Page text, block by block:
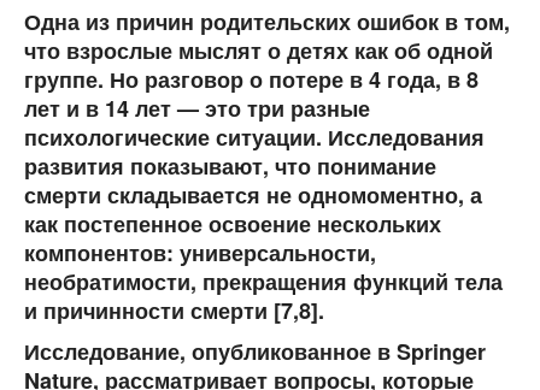
Одна из причин родительских ошибок в том,
что взрослые мыслят о детях как об одной
группе. Но разговор о потере в 4 года, в 8
лет и в 14 лет — это три разные
психологические ситуации. Исследования
развития показывают, что понимание
смерти складывается не одномоментно, а
как постепенное освоение нескольких
компонентов: универсальности,
необратимости, прекращения функций тела
и причинности смерти [7,8].
Исследование, опубликованное в Springer
Nature, рассматривает вопросы, которые